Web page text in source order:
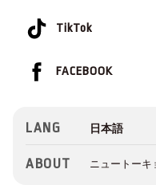
TikTok
FACEBOOK
LANG
ABOUT ニュートーキ